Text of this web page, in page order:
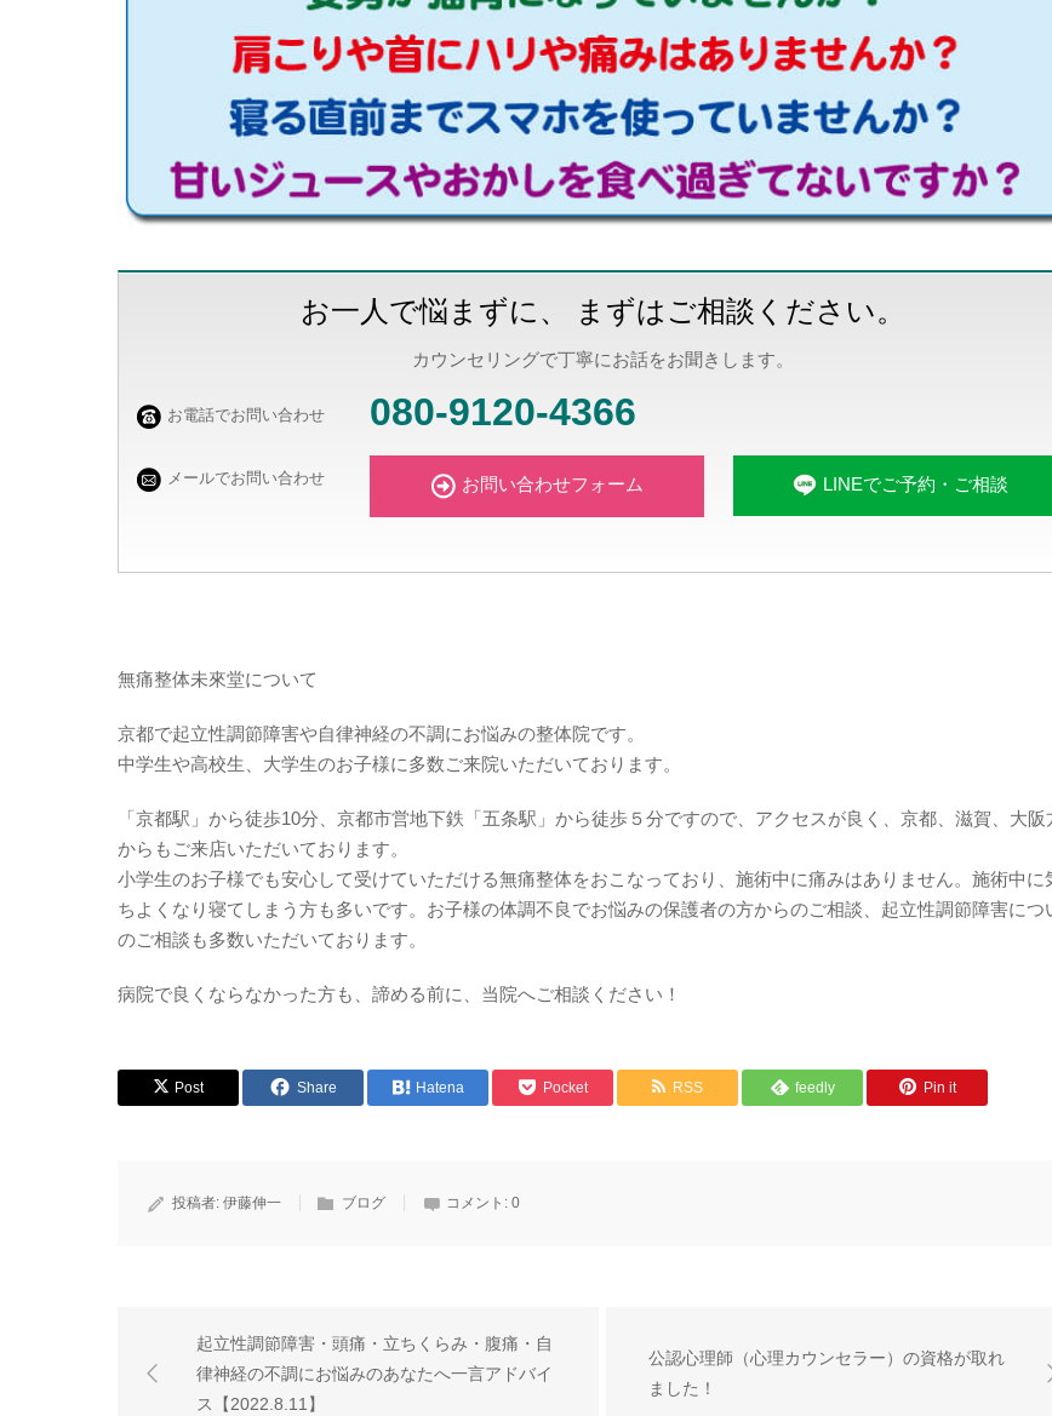
お一人で悩まずに、 まずはご相談ください。
カウンセリングで丁寧にお話をお聞きします。
お電話でお問い合わせ 080-9120-4366
メールでお問い合わせ お問い合わせフォーム LINEでご予約・ご相談
無痛整体未來堂について
京都で起立性調節障害や自律神経の不調にお悩みの整体院です。
中学生や高校生、大学生のお子様に多数ご来院いただいております。
「京都駅」から徒歩10分、京都市営地下鉄「五条駅」から徒歩５分ですので、アクセスが良く、京都、滋賀、大阪
からもご来店いただいております。
小学生のお子様でも安心して受けていただける無痛整体をおこなっており、施術中に痛みはありません。施術中に
ちよくなり寝てしまう方も多いです。お子様の体調不良でお悩みの保護者の方からのご相談、起立性調節障害につ
のご相談も多数いただいております。
病院で良くならなかった方も、諦める前に、当院へご相談ください！
Post Share Hatena Pocket RSS feedly Pin it
投稿者: 伊藤伸一 ブログ コメント: 0
起立性調節障害・頭痛・立ちくらみ・腹痛・自
律神経の不調にお悩みのあなたへ一言アドバイ
ス【2022.8.11】
公認心理師（心理カウンセラー）の資格が取れ
ました！